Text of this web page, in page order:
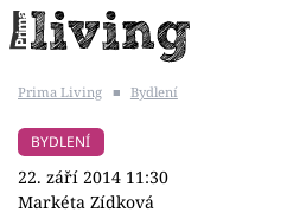
BYDLENÍ SLAVNÝCH
Prima Living ■ Bydlení
BYDLENÍ
22. září 2014 11:30
Markéta Zídková